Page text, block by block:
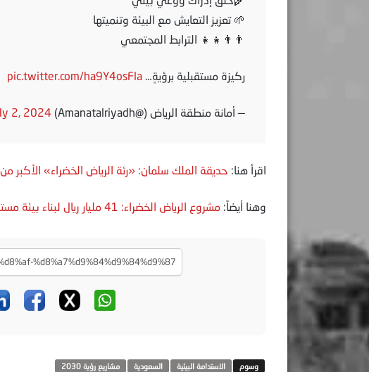
🌱 تعزيز التعايش مع البيئة وتنميتها
👨‍👨‍👧‍👧 الترابط المجتمعي
ركيزة مستقبلية برؤيةٍ… pic.twitter.com/ha9Y4osFla
— أمانة منطقة الرياض (@Amanatalriyadh) 2, 2024
اقرأ هنا: حديقة الملك سلمان: «رئة الرياض الخضراء» الأكبر
وهنا أيضاً: مشروع الرياض الخضراء: 41 مليار ريال لبناء بيئة مستدامة بنمط حياة صحي
الاستدامة البيئية السعودية مشاريع رؤية 2030